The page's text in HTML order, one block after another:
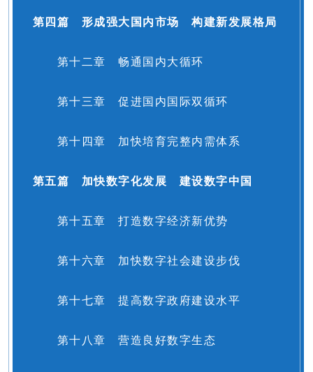
第四篇 形成强大国内市场 构建新发展格局
第十二章 畅通国内大循环
第十三章 促进国内国际双循环
第十四章 加快培育完整内需体系
第五篇 加快数字化发展 建设数字中国
第十五章 打造数字经济新优势
第十六章 加快数字社会建设步伐
第十七章 提高数字政府建设水平
第十八章 营造良好数字生态